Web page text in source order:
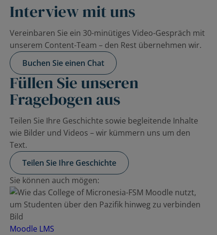
Interview mit uns
Vereinbaren Sie ein 30-minütiges Video-Gespräch mit
unserem Content-Team – den Rest übernehmen wir.
Buchen Sie einen Chat
Füllen Sie unseren
Fragebogen aus
Teilen Sie Ihre Geschichte sowie begleitende Inhalte
wie Bilder und Videos – wir kümmern uns um den
Text.
Teilen Sie Ihre Geschichte
Sie können auch mögen:
Moodle LMS